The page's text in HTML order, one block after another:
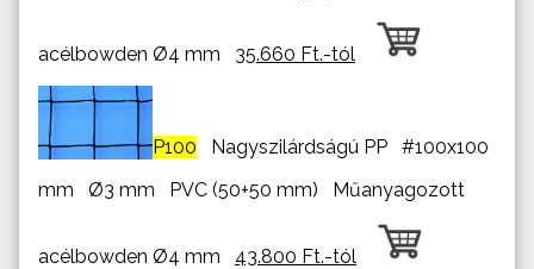
acélbowden Ø4 mm 35.660 Ft.-tól
P100 Nagyszilárdságú PP #100x100
mm Ø3 mm PVC (50+50 mm) Műanyagozott
acélbowden Ø4 mm 43.800 Ft.-tól